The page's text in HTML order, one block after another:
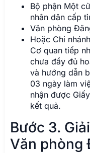
Bộ phận Một
nhân dân cấp
Văn phòng
Hoặc Chi
Cơ quan tiếp
chưa đầy đủ
và hướng dẫn
03 ngày làm
nhận được
kết quả.
Bước 3.
Văn phòng